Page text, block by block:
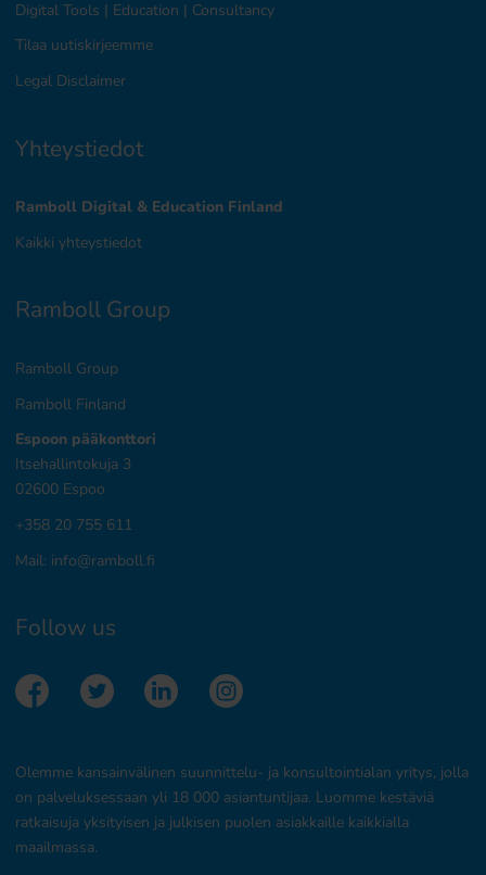
Digital Tools | Education | Consultancy
Tilaa uutiskirjeemme
Legal Disclaimer
Yhteystiedot
Ramboll Digital & Education Finland
Kaikki yhteystiedot
Ramboll Group
Ramboll Group
Ramboll Finland
Espoon pääkonttori
Itsehallintokuja 3
02600 Espoo
+358 20 755 611
Mail: info@ramboll.fi
Follow us
Olemme kansainvälinen suunnittelu- ja konsultointialan yritys, jolla
on palveluksessaan yli 18 000 asiantuntijaa. Luomme kestäviä
ratkaisuja yksityisen ja julkisen puolen asiakkaille kaikkialla
maailmassa.